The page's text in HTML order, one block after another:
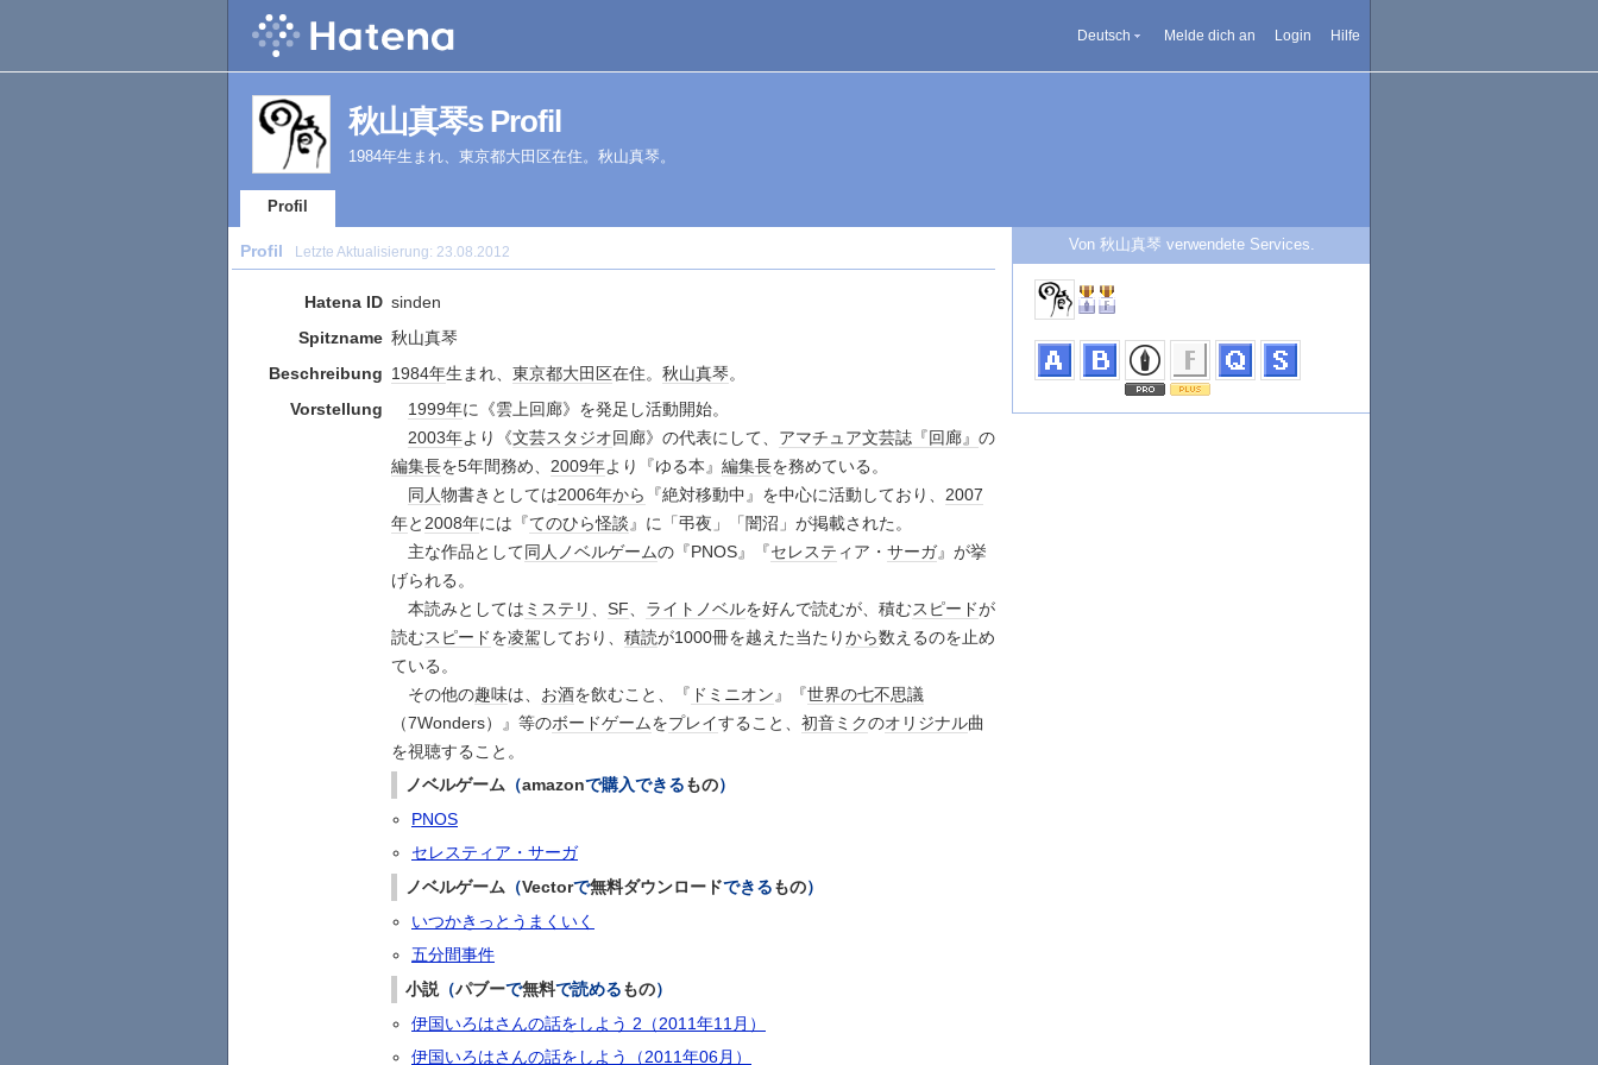
Deutsch Melde dich an Login Hilfe
秋山真琴s Profil
1984年生まれ、東京都大田区在住。秋山真琴。
Profil
Profil Letzte Aktualisierung: 23.08.2012
Hatena ID sinden
Spitzname 秋山真琴
Beschreibung 1984年生まれ、 東京都大田区在住。 秋山真琴。
Vorstellung
1999年に《雲上回廊》を発足し活動開始。
2003年より《文芸スタジオ回廊》の代表にして、 アマチュア文芸誌 『回廊』 の
編集長を5年間務め、 2009年より『ゆる本』 編集長を務めている。
同人物書きとしては2006年から 『絶対移動中』を中心に活動しており、 2007
年と2008年には『てのひら怪談』に「弔夜」「闇沼」が掲載された。
主な作品として同人 ノベルゲームの『PNOS』『セレステ ィア・ サーガ』が挙
げられる。
本読みとしては ミステリ 、 SF、 ライトノベルを好んで読むが、積むスピードが
読むスピードを凌駕 しており、 積読が1000冊を越えた当たりから数えるのを止め
ている。
その他の趣味は、 お酒を飲むこと、『 ドミニオン』『世界の七不思議
（7Wonders）』等のボードゲームをプレイすること、 初音ミクのオリジナル曲
を視聴すること。
ノベルゲーム （amazonで購入できるもの）
PNOS
セレスティア・サーガ
ノベルゲーム （Vectorで無料ダウンロードできるもの）
いつかきっとうまくいく
五分間事件
小説（パブーで無料で読めるもの）
伊国いろはさんの話をしよう 2（2011年11月）
伊国いろはさんの話をしよう（2011年06月）
Von 秋山真琴 verwendete Services.